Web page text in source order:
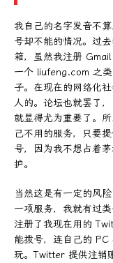
我自己的名字发音不
号却不能的情况。过
箱，虽然我注册
一个 liufeng.com 之
子。在现在的网络化
人的。论坛也就罢了
就显得尤为重要了。
己不用的服务，只要
号，因为我不想占着
护。
当然这是有一定的风
一项服务，我就有过
注册了我现在用的
能拨号，连自己的
玩。Twitter 提供注销